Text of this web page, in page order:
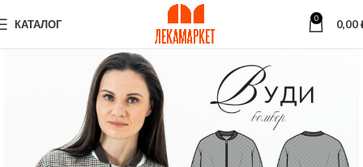
КАТАЛОГ 0 0,00